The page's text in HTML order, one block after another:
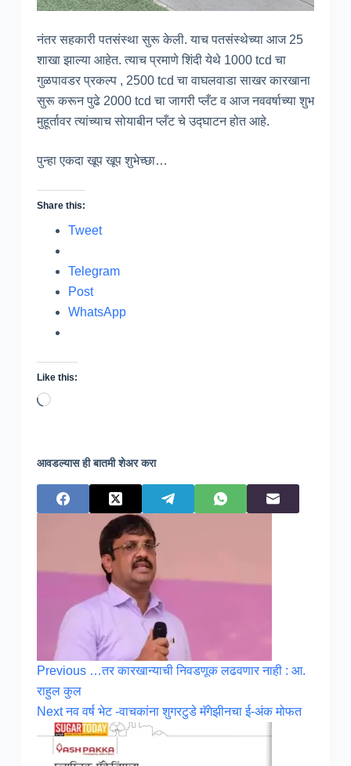
नंतर सहकारी पतसंस्था सुरू केली. याच पतसंस्थेच्या आज 25
शाखा झाल्या आहेत. त्याच प्रमाणे शिंदी येथे 1000 tcd चा
गुळपावडर प्रकल्प , 2500 tcd चा वाघलवाडा साखर कारखाना
सुरू करून पुढे 2000 tcd चा जागरी प्लँट व आज नववर्षाच्या शुभ
मुहूर्तावर त्यांच्याच सोयाबीन प्लँट चे उद्घाटन होत आहे.
पुन्हा एकदा खूप खूप शुभेच्छा…
Share this:
Tweet
Telegram
Post
WhatsApp
Like this:
Loading…
आवडल्यास ही बातमी शेअर करा
Previous …तर कारखान्याची निवडणूक लढवणार नाही : आ.
राहुल कुल
Nextनव वर्ष भेट -वाचकांना शुगरटुडे मॅगेझीनचा ई-अंक मोफत